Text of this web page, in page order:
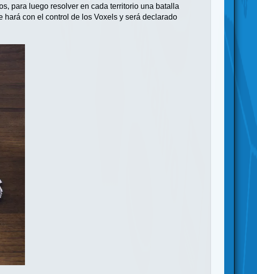
para luego resolver en cada territorio una batalla
hará con el control de los Voxels y será declarado